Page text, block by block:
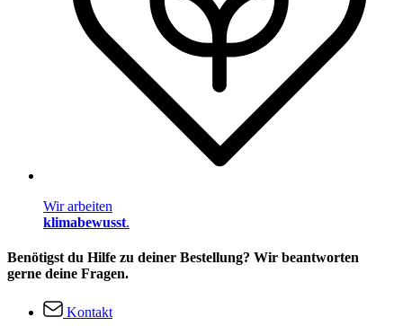
Wir arbeiten
klimabewusst.
Benötigst du Hilfe zu deiner Bestellung? Wir beantworten
gerne deine Fragen.
Kontakt